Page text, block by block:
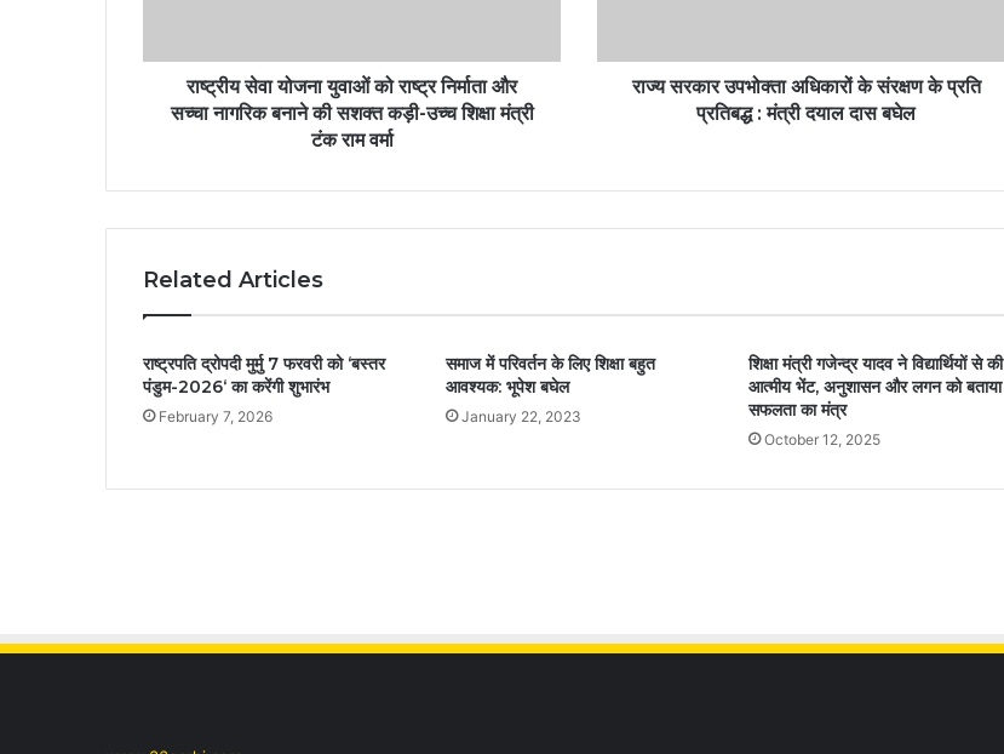
राष्ट्रीय सेवा योजना युवाओं को राष्ट्र निर्माता और
सच्चा नागरिक बनाने की सशक्त कड़ी-उच्च शिक्षा मंत्री
टंक राम वर्मा
राज्य सरकार उपभोक्ता अधिकारों के संरक्षण के प्रति
प्रतिबद्ध : मंत्री दयाल दास बघेल
Related Articles
राष्ट्रपति द्रोपदी मुर्मु 7 फरवरी को ‘बस्तर
पंडुम-2026‘ का करेंगी शुभारंभ
February 7, 2026
समाज में परिवर्तन के लिए शिक्षा बहुत
आवश्यक: भूपेश बघेल
January 22, 2023
शिक्षा मंत्री गजेन्द्र यादव ने विद्यार्थियों से की
आत्मीय भेंट, अनुशासन और लगन को बताया
सफलता का मंत्र
October 12, 2025